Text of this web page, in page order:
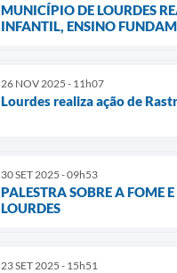
MUNICÍPIO DE LOURDES
INFANTIL, ENSINO
26 NOV 2025 - 11h07
Lourdes realiza ação de
30 SET 2025 - 09h53
PALESTRA SOBRE A FOME
LOURDES
23 SET 2025 - 15h51